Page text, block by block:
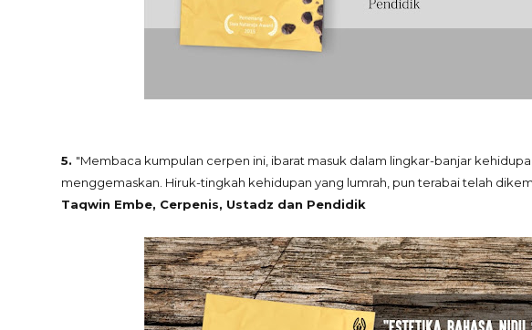
5. "Membaca kumpulan cerpen ini, ibarat masuk dalam lingkar-banjar
menggemaskan. Hiruk-tingkah kehidupan yang lumrah, pun terabai telah
Taqwin Embe, Cerpenis, Ustadz dan Pendidik